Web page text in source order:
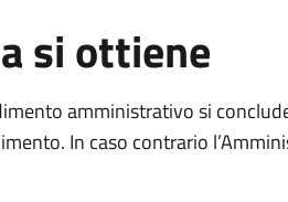
si ottiene
amministrativo si
In caso contrario